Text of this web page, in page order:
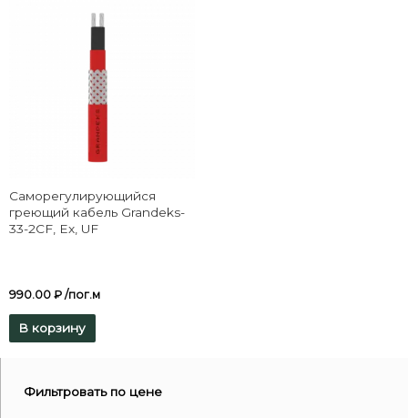
Саморегулирующийся
греющий кабель Grandeks-
33-2CF, Ex, UF
990.00 ₽ /пог.м
В корзину
Фильтровать по цене